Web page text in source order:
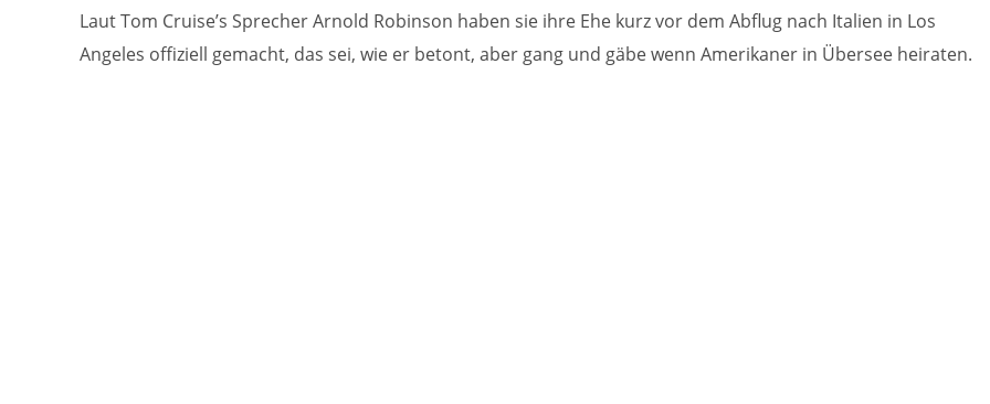
Laut Tom Cruise’s Sprecher Arnold Robinson haben sie ihre Ehe kurz vor dem Abflug nach Italien in Los
Angeles offiziell gemacht, das sei, wie er betont, aber gang und gäbe wenn Amerikaner in Übersee heiraten.